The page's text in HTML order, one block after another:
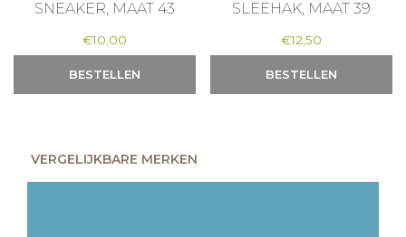
SNEAKER, MAAT 43
€10,00
BESTELLEN
SLEEHAK, MAAT 39
€12,50
BESTELLEN
VERGELIJKBARE MERKEN